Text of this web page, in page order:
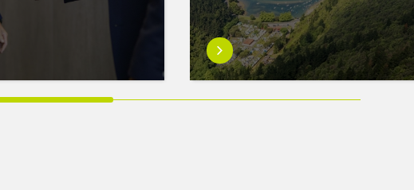
Saber
más
sobreEuskaltel
realiza